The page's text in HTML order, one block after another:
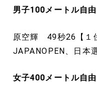
男子100メートル自
原空輝 49秒26【１
JAPANOPEN、日本
女子400メートル自